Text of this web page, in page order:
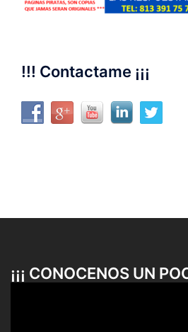
!!! Contactame ¡¡¡
¡¡¡ CONOCENOS UN